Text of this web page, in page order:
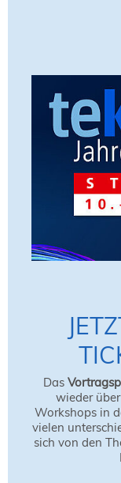
Das
wieder
Workshops in
vielen
sich von den